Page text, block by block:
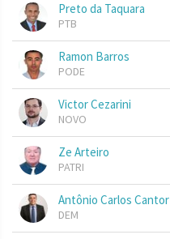
Preto da Taquara
PTB
Ramon Barros
PODE
Victor Cezarini
NOVO
Ze Arteiro
PATRI
Antônio Carlos Cantor
DEM